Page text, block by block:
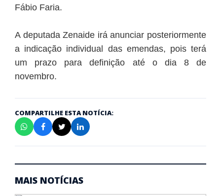
Fábio Faria.
A deputada Zenaide irá anunciar posteriormente
a indicação individual das emendas, pois terá
um prazo para definição até o dia 8 de
novembro.
COMPARTILHE ESTA NOTÍCIA:
MAIS NOTÍCIAS